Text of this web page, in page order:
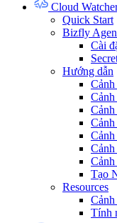
Cloud
Quick Start
Bizfly
Cài
Hướng dẫn
Cảnh
Tạo
Resources
Cảnh
Tính